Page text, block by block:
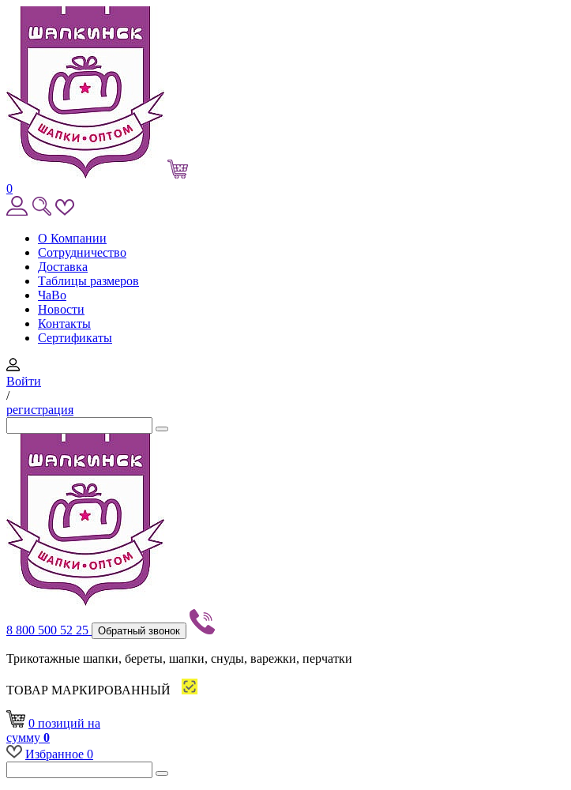
0
О Компании
Сотрудничество
Доставка
Таблицы размеров
ЧаВо
Новости
Контакты
Сертификаты
Войти
/
регистрация
8 800 500 52 25 Обратный звонок
Трикотажные шапки, береты, шапки, снуды, варежки, перчатки
ТОВАР МАРКИРОВАННЫЙ
0 позиций на
сумму 0
Избранное 0